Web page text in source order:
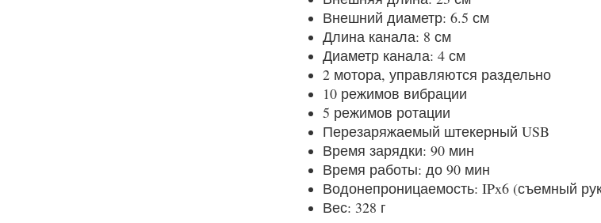
Внешний диаметр: 6.5 см
Длина канала: 8 см
Диаметр канала: 4 см
2 мотора, управляются раздельно
10 режимов вибрации
5 режимов ротации
Перезаряжаемый штекерный USB
Время зарядки: 90 мин
Время работы: до 90 мин
Водонепроницаемость: IPx6 (съемный
Вес: 328 г